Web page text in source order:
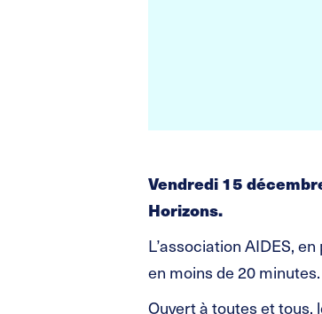
Vendredi 15
Horizons.
L’association AIDES,
en moins de 20 minutes.
Ouvert à toutes et tous,